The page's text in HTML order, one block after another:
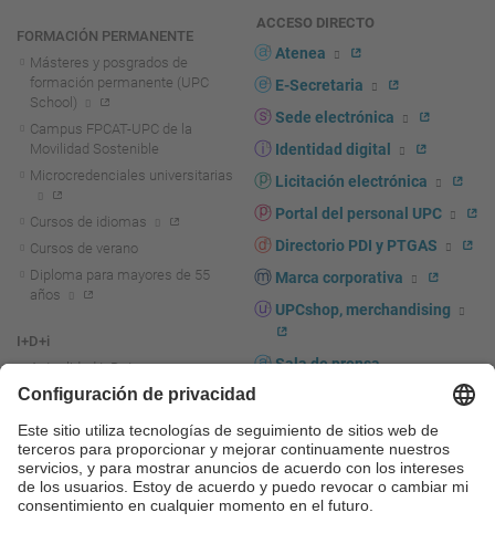
FORMACIÓN PERMANENTE
Másteres y posgrados de
formación permanente (UPC
School)
Campus FPCAT-UPC de la
Movilidad Sostenible
Microcredenciales universitarias
Cursos de idiomas
Cursos de verano
Diploma para mayores de 55
años
I+D+i
Actualidad I+D+I
La investigación en la UPC
Fomento y apoyo a la
investigación
La transferencia, el
emprendimiento y la innovación
en la UPC
ACCESO DIRECTO
Atenea
E-Secretaria
Sede electrónica
Identidad digital
Licitación electrónica
Portal del personal UPC
Directorio PDI y PTGAS
Marca corporativa
UPCshop, merchandising
Sala de prensa